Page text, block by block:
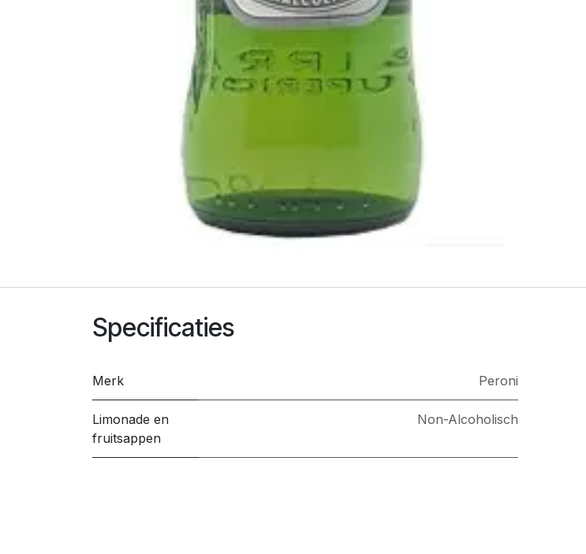
Specificaties
Merk Peroni
Limonade en
fruitsappen
Non-Alcoholisch